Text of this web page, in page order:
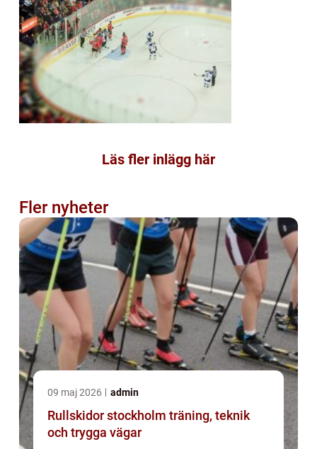
Läs fler inlägg här
Fler nyheter
09 maj 2026 admin
Rullskidor stockholm träning, teknik
och trygga vägar